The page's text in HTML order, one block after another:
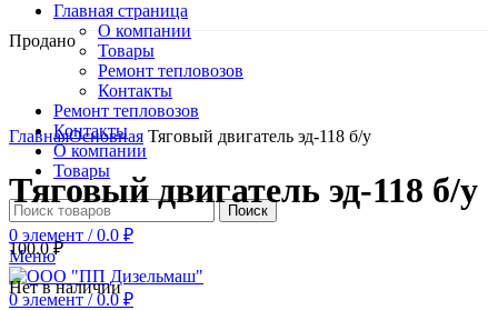
Главная страница
О компании
Товары
Ремонт тепловозов
Контакты
Ремонт тепловозов
Контакты
О компании
Товары
Поиск
0 элемент / 0.0 ₽
Меню
0элемент / 0.0₽
Продано
Нажмите, чтобы увеличить
ГлавнаяОсновная Тяговый двигатель эд-118 б/у
Тяговый двигатель эд-118 б/у
100.0₽
Нет в наличии